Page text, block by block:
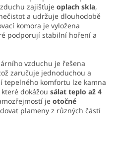
u
zajišťuje oplach skla,
a udržuje dlouhodobě
komora je vyložena
podporují stabilní hoření a
vzduchu je řešena
zaručuje jednoduchou a
tepelného komfortu lze kamna
které dokážou sálat teplo až 4
je otočné
plameny z různých částí